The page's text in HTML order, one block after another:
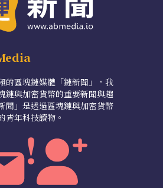
的區塊鏈媒體「鏈新聞」，我
鏈與加密貨幣的重要新聞與趨
聞」是透過區塊鏈與加密貨幣
青年科技讀物。